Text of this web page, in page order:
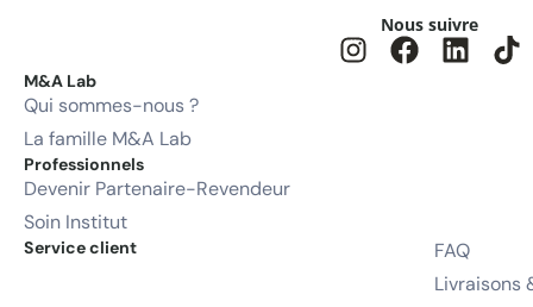
Nous suivre
M&A Lab
Qui sommes-nous ?
La famille M&A Lab
Professionnels
Devenir Partenaire-Revendeur
Soin Institut
Service client
FAQ
Livraisons